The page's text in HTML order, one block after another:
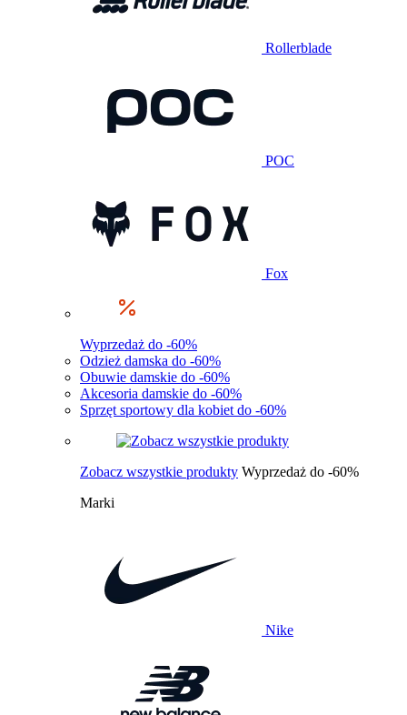
Rollerblade
POC
Fox
Wyprzedaż do -60%
Odzież damska do -60%
Obuwie damskie do -60%
Akcesoria damskie do -60%
Sprzęt sportowy dla kobiet do -60%
Zobacz wszystkie produkty Wyprzedaż do -60%
Marki
Nike